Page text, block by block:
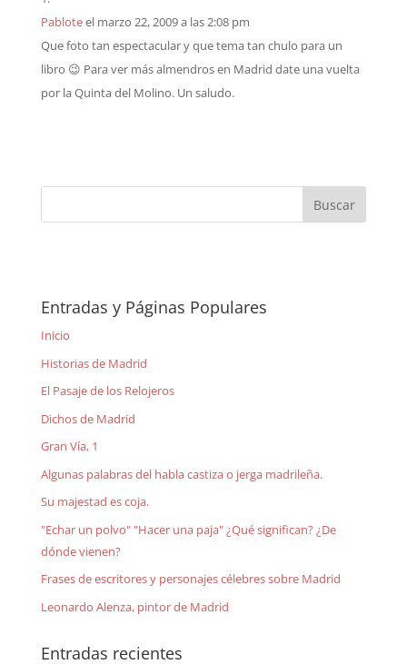
Pabloteel marzo 22, 2009 a las 2:08 pm
Que foto tan espectacular y que tema tan chulo para un
libro 😉 Para ver más almendros en Madrid date una vuelta
por la Quinta del Molino. Un saludo.
Entradas y Páginas Populares
Inicio
Historias de Madrid
El Pasaje de los Relojeros
Dichos de Madrid
Gran Vía, 1
Algunas palabras del habla castiza o jerga madrileña.
Su majestad es coja.
"Echar un polvo" "Hacer una paja" ¿Qué significan? ¿De
dónde vienen?
Frases de escritores y personajes célebres sobre Madrid
Leonardo Alenza, pintor de Madrid
Entradas recientes